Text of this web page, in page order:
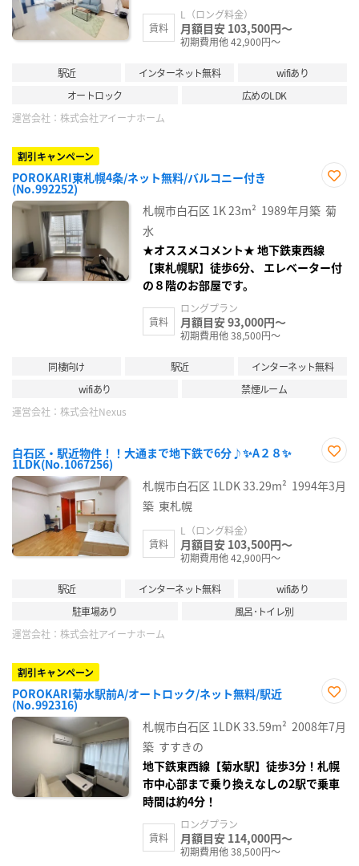
賃料
L（ロング料金）
月額目安 103,500円～
初期費用他 42,900円～
駅近 インターネット無料
wifiあり
オートロック
広めのLDK
運営会社： 株式会社アイーナホーム
割引キャンペーン
POROKARI東札幌4条/ネット無料/バルコニー付き
(No.992252)
に入
り登
札幌市白石区 1K23m² 1989年月築 菊
水
★オススメコメント★ 地下鉄東西線
【東札幌駅】徒歩6分、 エレベーター付
の８階のお部屋です。
賃料
ロングプラン
月額目安 93,000円～
初期費用他 38,500円～
同棲向け 駅近
インターネット無料
wifiあり
禁煙ルーム
運営会社： 株式会社Nexus
白石区・駅近物件！！大通まで地下鉄で6分♪✨A２８✨
1LDK(No.1067256)
に入
り登
札幌市白石区 1LDK33.29m² 1994年3月
築 東札幌
賃料
L（ロング料金）
月額目安 103,500円～
初期費用他 42,900円～
駅近 インターネット無料
wifiあり
駐車場あり
風呂･トイレ別
運営会社： 株式会社アイーナホーム
割引キャンペーン
POROKARI菊水駅前A/オートロック/ネット無料/駅近
(No.992316)
に入
り登
札幌市白石区 1LDK33.59m² 2008年7月
築 すすきの
地下鉄東西線【菊水駅】徒歩3分！札幌
市中心部まで乗り換えなしの2駅で乗車
時間は約4分！
賃料
ロングプラン
月額目安 114,000円～
初期費用他 38,500円～